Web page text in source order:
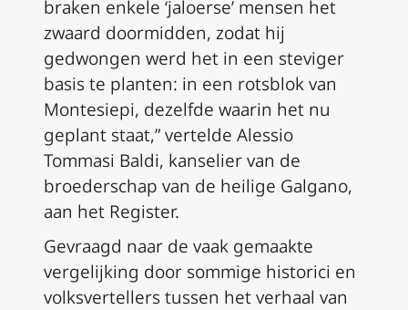
braken enkele ‘jaloerse’ mensen het
zwaard doormidden, zodat hij
gedwongen werd het in een steviger
basis te planten: in een rotsblok van
Montesiepi, dezelfde waarin het nu
geplant staat,” vertelde Alessio
Tommasi Baldi, kanselier van de
broederschap van de heilige Galgano,
aan het Register.
Gevraagd naar de vaak gemaakte
vergelijking door sommige historici en
volksvertellers tussen het verhaal van